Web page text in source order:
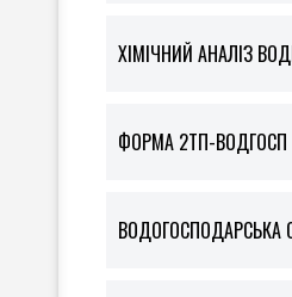
ХІМІЧНИЙ АНАЛІЗ
ФOРМА 2ТП-ВОДГОСП
ВОДОГОСПОДАРСЬКА